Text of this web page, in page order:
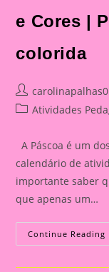
e Cores |
colorida
Post
author:
PostAtividades
A Páscoa é um
calendário de
importante saber
que apenas um…
Continue Reading